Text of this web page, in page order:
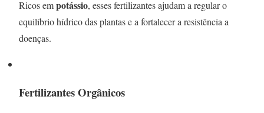
Ricos empotássio, esses fertilizantes ajudam a regular o
equilíbrio hídrico das plantas e a fortalecer a resistência a
doenças.
Fertilizantes Orgânicos